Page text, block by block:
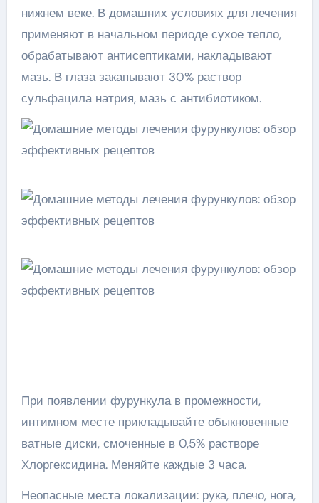
нижнем веке. В домашних условиях для лечения
применяют в начальном периоде сухое тепло,
обрабатывают антисептиками, накладывают
мазь. В глаза закапывают 30% раствор
сульфацила натрия, мазь с антибиотиком.
При появлении фурункула в промежности,
интимном месте прикладывайте обыкновенные
ватные диски, смоченные в 0,5% растворе
Хлоргексидина. Меняйте каждые 3 часа.
Неопасные места локализации: рука, плечо, нога,